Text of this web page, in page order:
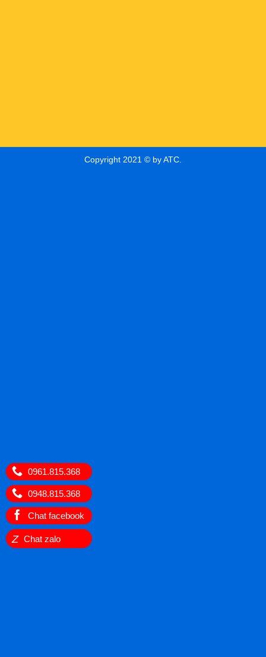
0961.815.368
0948.815.368
Chat facebook
Z Chat zalo
Copyright 2021 © by ATC.